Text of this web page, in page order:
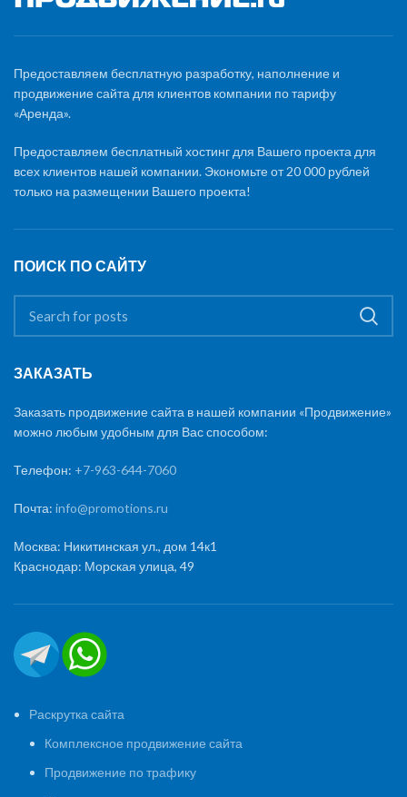
Предоставляем бесплатную разработку, наполнение и
продвижение сайта для клиентов компании по тарифу
«Аренда».
Предоставляем бесплатный хостинг для Вашего проекта для
всех клиентов нашей компании. Экономьте от 20 000 рублей
только на размещении Вашего проекта!
ПОИСК ПО САЙТУ
ЗАКАЗАТЬ
Заказать продвижение сайта в нашей компании «Продвижение»
можно любым удобным для Вас способом:
Телефон: +7-963-644-7060
Почта: info@promotions.ru
Москва: Никитинская ул., дом 14к1
Краснодар: Морская улица, 49
Раскрутка сайта
Комплексное продвижение сайта
Продвижение по трафику